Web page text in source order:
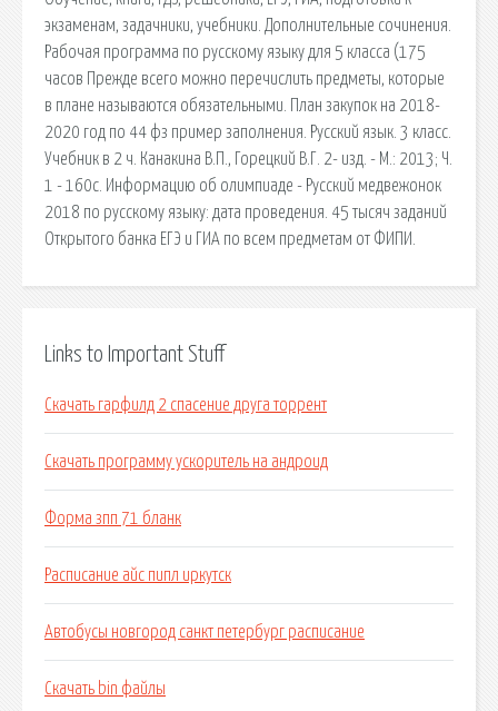
экзаменам, задачники, учебники. Дополнительные сочинения.
Рабочая программа по русскому языку для 5 класса (175
часов Прежде всего можно перечислить предметы, которые
в плане называются обязательными. План закупок на 2018-
2020 год по 44 фз пример заполнения. Русский язык. 3 класс.
Учебник в 2 ч. Канакина В.П., Горецкий В.Г. 2- изд. - М.: 2013; Ч.
1 - 160с. Информацию об олимпиаде - Русский медвежонок
2018 по русскому языку: дата проведения. 45 тысяч заданий
Открытого банка ЕГЭ и ГИА по всем предметам от ФИПИ.
Links to Important Stuff
Скачать гарфилд 2 спасение друга торрент
Скачать программу ускоритель на андроид
Форма зпп 71 бланк
Расписание айс пипл иркутск
Автобусы новгород санкт петербург расписание
Скачать bin файлы